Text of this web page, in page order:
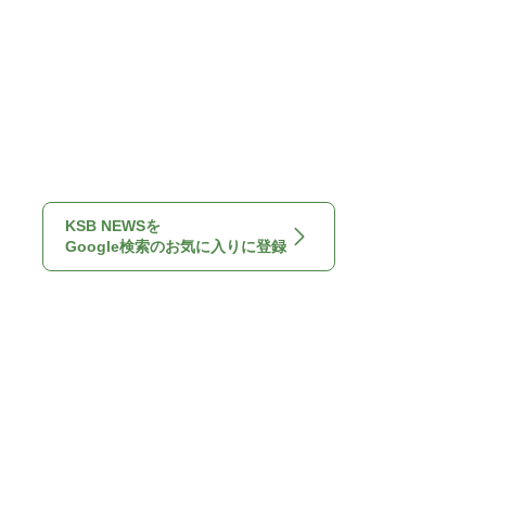
KSB NEWSを
Google検索のお気に入りに登録